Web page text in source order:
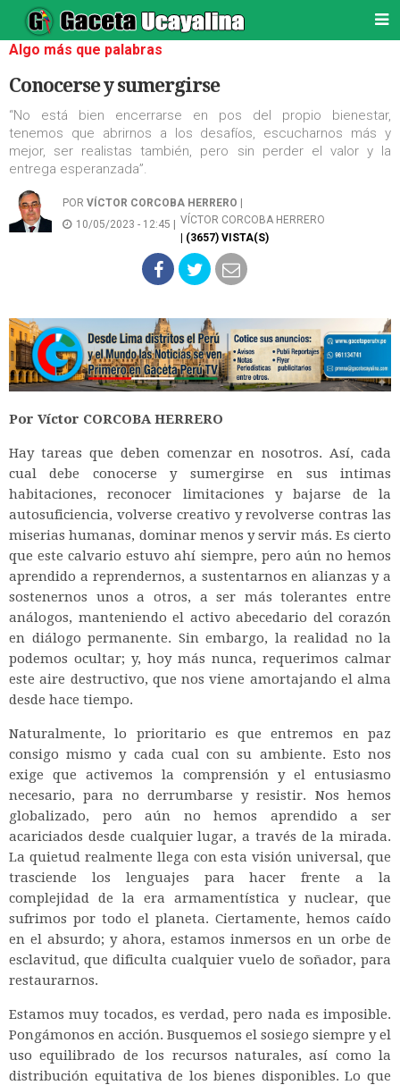
Algo más que palabras
Conocerse y sumergirse
“No está bien encerrarse en pos del propio bienestar,
tenemos que abrirnos a los desafíos, escucharnos más y
mejor, ser realistas también, pero sin perder el valor y la
entrega esperanzada”.
POR VÍCTOR CORCOBA HERRERO
10/05/2023 - 12:45 |
VÍCTOR CORCOBA HERRERO
| (3657) VISTA(S)
Por Víctor CORCOBA HERRERO
Hay tareas que deben comenzar en nosotros. Así, cada
cual debe conocerse y sumergirse en sus intimas
habitaciones, reconocer limitaciones y bajarse de la
autosuficiencia, volverse creativo y revolverse contras las
miserias humanas, dominar menos y servir más. Es cierto
que este calvario estuvo ahí siempre, pero aún no hemos
aprendido a reprendernos, a sustentarnos en alianzas y a
sostenernos unos a otros, a ser más tolerantes entre
análogos, manteniendo el activo abecedario del corazón
en diálogo permanente. Sin embargo, la realidad no la
podemos ocultar; y, hoy más nunca, requerimos calmar
este aire destructivo, que nos viene amortajando el alma
desde hace tiempo.
Naturalmente, lo prioritario es que entremos en paz
consigo mismo y cada cual con su ambiente. Esto nos
exige que activemos la comprensión y el entusiasmo
necesario, para no derrumbarse y resistir. Nos hemos
globalizado, pero aún no hemos aprendido a ser
acariciados desde cualquier lugar, a través de la mirada.
La quietud realmente llega con esta visión universal, que
trasciende los lenguajes para hacer frente a la
complejidad de la era armamentística y nuclear, que
sufrimos por todo el planeta. Ciertamente, hemos caído
en el absurdo; y ahora, estamos inmersos en un orbe de
esclavitud, que dificulta cualquier vuelo de soñador, para
restaurarnos.
Estamos muy tocados, es verdad, pero nada es imposible.
Pongámonos en acción. Busquemos el sosiego siempre y el
uso equilibrado de los recursos naturales, así como la
distribución equitativa de los bienes disponibles. Lo que